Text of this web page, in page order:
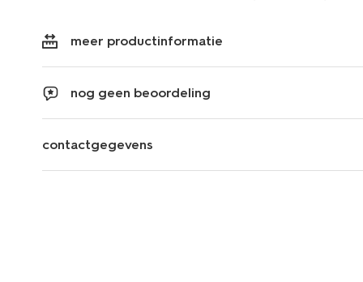
meer productinformatie
nog geen beoordeling
contactgegevens